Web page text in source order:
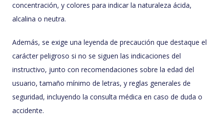
concentración, y colores para indicar la naturaleza ácida,
alcalina o neutra.
Además, se exige una leyenda de precaución que destaque el
carácter peligroso si no se siguen las indicaciones del
instructivo, junto con recomendaciones sobre la edad del
usuario, tamaño mínimo de letras, y reglas generales de
seguridad, incluyendo la consulta médica en caso de duda o
accidente.